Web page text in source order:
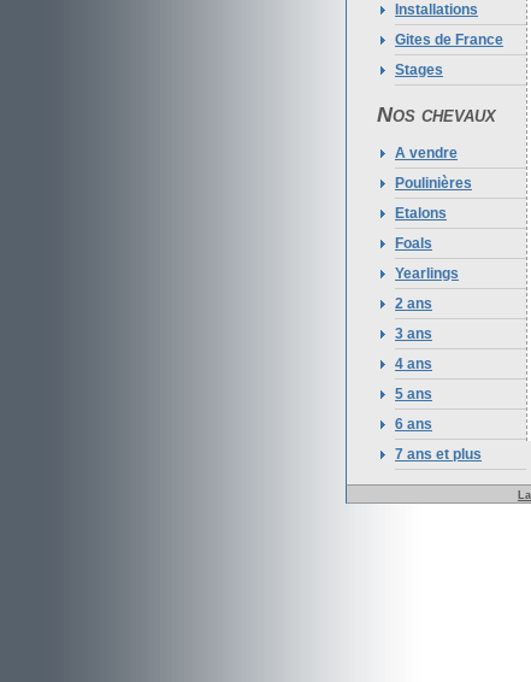
Installations
Gites de France
Stages
Nos chevaux
A vendre
Poulinières
Etalons
Foals
Yearlings
2 ans
3 ans
4 ans
5 ans
6 ans
7 ans et plus